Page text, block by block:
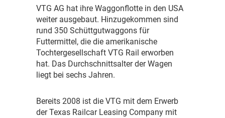
VTG AG hat ihre Waggonflotte in den USA
weiter ausgebaut. Hinzugekommen sind
rund 350 Schüttgutwaggons für
Futtermittel, die die amerikanische
Tochtergesellschaft VTG Rail erworben
hat. Das Durchschnittsalter der Wagen
liegt bei sechs Jahren.
Bereits 2008 ist die VTG mit dem Erwerb
der Texas Railcar Leasing Company mit